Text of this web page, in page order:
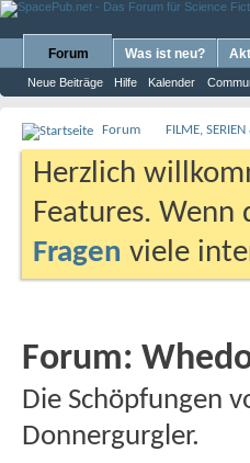
Forum
Neue Beiträge Hilfe Kalender
Was ist neu?
Forum FILME,
Herzlich
Features.
Fragen viele
Forum:
Die Schöpfungen
Donnergurgler.